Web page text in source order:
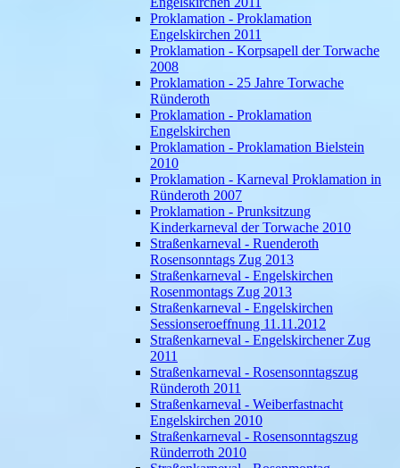
Proklamation - Proklamation
Engelskirchen 2011
Proklamation - Korpsapell der Torwache
2008
Proklamation - 25 Jahre Torwache
Ründeroth
Proklamation - Proklamation
Engelskirchen
Proklamation - Proklamation Bielstein
2010
Proklamation - Karneval Proklamation in
Ründeroth 2007
Proklamation - Prunksitzung
Kinderkarneval der Torwache 2010
Straßenkarneval - Ruenderoth
Rosensonntags Zug 2013
Straßenkarneval - Engelskirchen
Rosenmontags Zug 2013
Straßenkarneval - Engelskirchen
Sessionseroeffnung 11.11.2012
Straßenkarneval - Engelskirchener Zug
2011
Straßenkarneval - Rosensonntagszug
Ründeroth 2011
Straßenkarneval - Weiberfastnacht
Engelskirchen 2010
Straßenkarneval - Rosensonntagszug
Ründerroth 2010